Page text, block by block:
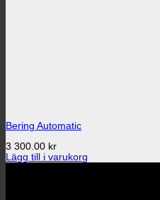
Bering Automatic
3 300.00 kr
Lägg till i varukorg